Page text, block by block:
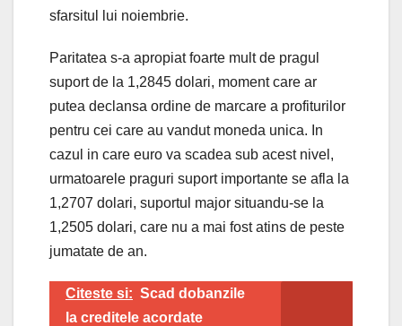
sfarsitul lui noiembrie.
Paritatea s-a apropiat foarte mult de pragul
suport de la 1,2845 dolari, moment care ar
putea declansa ordine de marcare a profiturilor
pentru cei care au vandut moneda unica. In
cazul in care euro va scadea sub acest nivel,
urmatoarele praguri suport importante se afla la
1,2707 dolari, suportul major situandu-se la
1,2505 dolari, care nu a mai fost atins de peste
jumatate de an.
Citeste si: Scad dobanzile
la creditele acordate